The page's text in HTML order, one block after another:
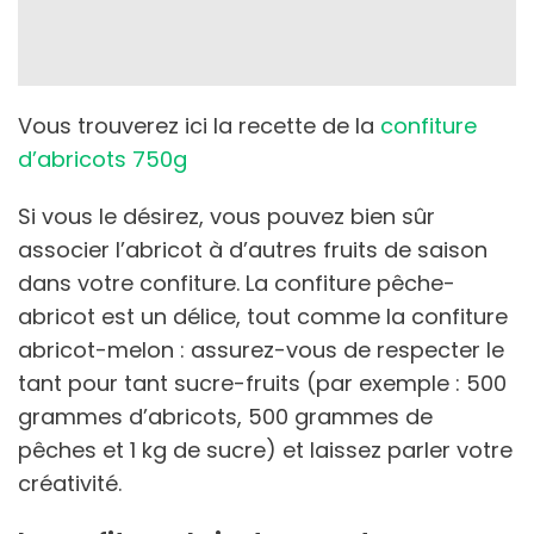
Vous trouverez ici la recette de la confiture
d’abricots 750g
Si vous le désirez, vous pouvez bien sûr
associer l’abricot à d’autres fruits de saison
dans votre confiture. La confiture pêche-
abricot est un délice, tout comme la confiture
abricot-melon : assurez-vous de respecter le
tant pour tant sucre-fruits (par exemple : 500
grammes d’abricots, 500 grammes de
pêches et 1 kg de sucre) et laissez parler votre
créativité.